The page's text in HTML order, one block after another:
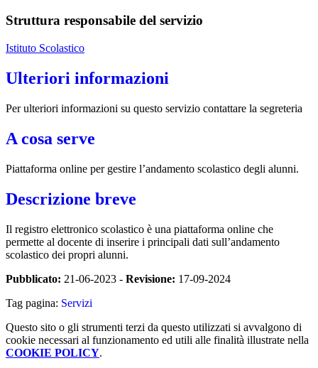
Struttura responsabile del servizio
Istituto Scolastico
Ulteriori informazioni
Per ulteriori informazioni su questo servizio contattare la segreteria
A cosa serve
Piattaforma online per gestire l’andamento scolastico degli alunni.
Descrizione breve
Il registro elettronico scolastico è una piattaforma online che
permette al docente di inserire i principali dati sull’andamento
scolastico dei propri alunni.
Pubblicato: 21-06-2023 - Revisione: 17-09-2024
Tag pagina: Servizi
Questo sito o gli strumenti terzi da questo utilizzati si avvalgono di
cookie necessari al funzionamento ed utili alle finalità illustrate nella
COOKIE POLICY.